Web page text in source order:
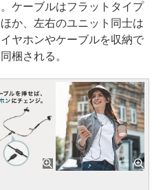
ケーブルはフラットタイプ
か、左右のユニット同士は
ヤホンやケーブルを収納で
梱される。